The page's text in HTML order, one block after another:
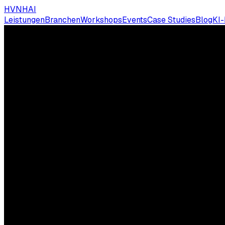
HVNHAI
LeistungenBranchenWorkshopsEventsCase StudiesBlog